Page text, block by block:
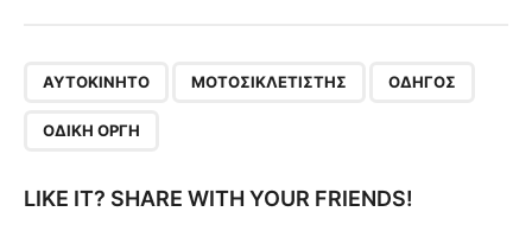
a
ΑΥΤΟΚΊΝΗΤΟ ΜΟΤΟΣΙΚΛΕΤΙΣΤΉΣ ΟΔΗΓΌΣ
ΟΔΙΚΉ ΟΡΓΉ
LIKE IT? SHARE WITH YOUR FRIENDS!